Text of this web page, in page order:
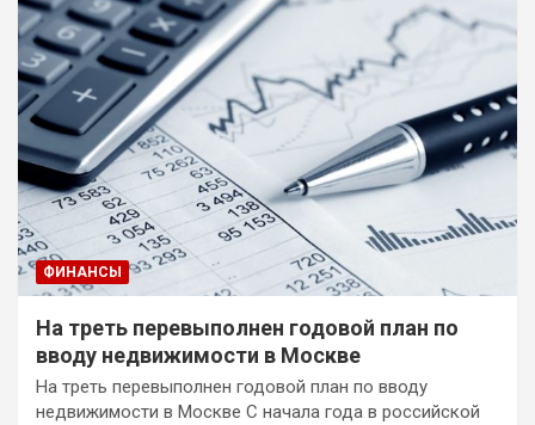
ФИНАНСЫ
На треть перевыполнен годовой план по
вводу недвижимости в Москве
На треть перевыполнен годовой план по вводу
недвижимости в Москве С начала года в российской